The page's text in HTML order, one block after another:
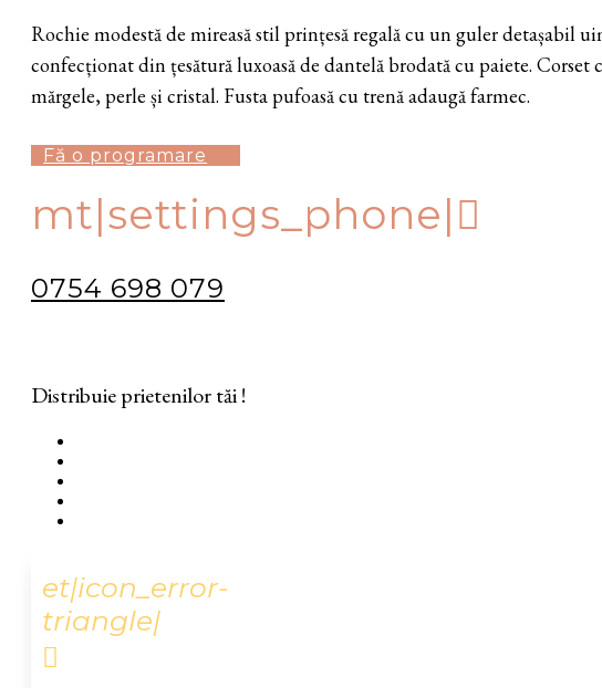
Rochie modestă de mireasă stil prințesă regală cu un guler detașabil
confecționat din țesătură luxoasă de dantelă brodată cu paiete.
mărgele, perle și cristal. Fusta pufoasă cu trenă adaugă farmec.
Fă o programare
mt|settings_phone|
0754 698 079
Distribuie prietenilor tăi !
et|icon_error-
triangle|
